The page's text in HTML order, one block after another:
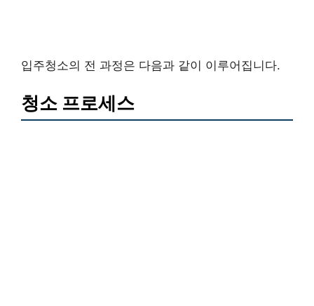
입주청소의 전 과정은 다음과 같이 이루어집니다.
청소 프로세스